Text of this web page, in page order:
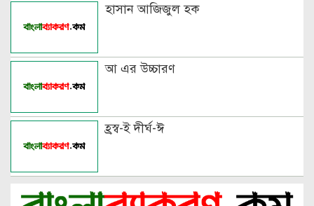
হাসান আজিজুল হক
আ এর উচ্চারণ
হ্রস্ব-ই দীর্ঘ-ঈ